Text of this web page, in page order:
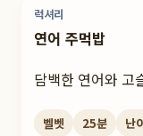
럭셔리
연어 주먹밥
담백한 연어와 고
벨벳 25분 난